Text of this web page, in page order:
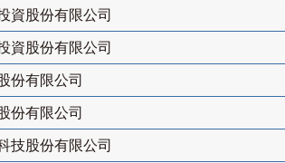
資股份有限公司
資股份有限公司
份有限公司
份有限公司
技股份有限公司